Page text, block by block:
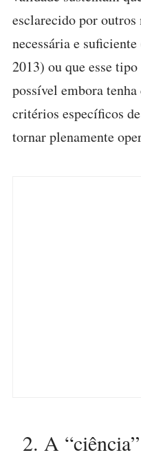
esclarecido por
necessária e
2013) ou que esse
possível embora
critérios específicos
tornar plenamente
2. A